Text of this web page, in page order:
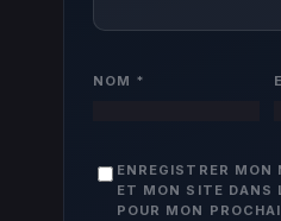
NOM *
ENREGISTRER
ET MON SITE DANS
POUR MON